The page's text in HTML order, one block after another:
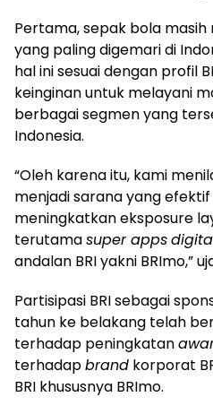
Pertama, sepak bola
yang paling digemari di
hal ini sesuai dengan profil
keinginan untuk melayani
berbagai segmen yang
Indonesia.
“Oleh karena itu, kami
menjadi sarana yang
meningkatkan eksposure
terutamasuper apps
andalan BRI yakni BRImo,”
Partisipasi BRI sebagai
tahun ke belakang telah
terhadap peningkatan
terhadapbrand korporat
BRI khususnya BRImo.